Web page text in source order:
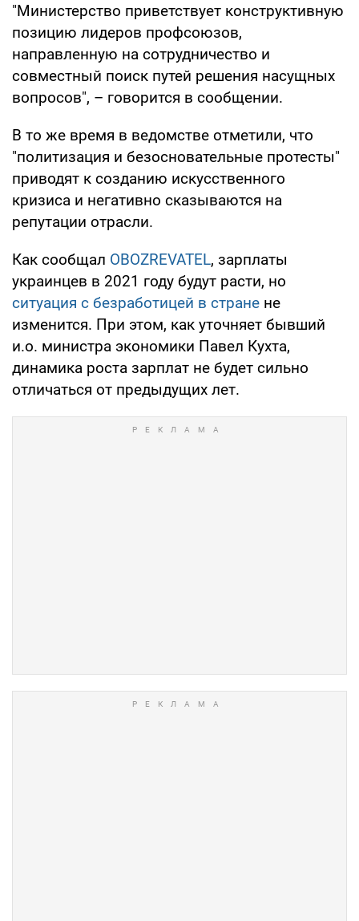
"Министерство приветствует конструктивную
позицию лидеров профсоюзов,
направленную на сотрудничество и
совместный поиск путей решения насущных
вопросов", – говорится в сообщении.
В то же время в ведомстве отметили, что
"политизация и безосновательные протесты"
приводят к созданию искусственного
кризиса и негативно сказываются на
репутации отрасли.
Как сообщал OBOZREVATEL, зарплаты
украинцев в 2021 году будут расти, но
ситуация с безработицей в стране не
изменится. При этом, как уточняет бывший
и.о. министра экономики Павел Кухта,
динамика роста зарплат не будет сильно
отличаться от предыдущих лет.